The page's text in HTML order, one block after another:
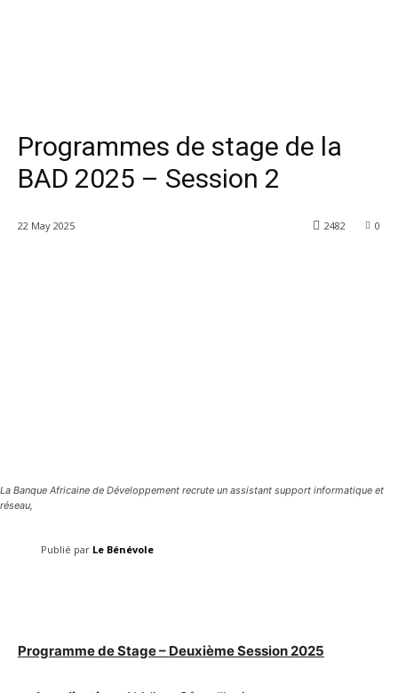
Programmes de stage de la
BAD 2025 – Session 2
22 May 2025 0
2482
La Banque Africaine de Développement recrute un assistant support informatique et
réseau,
Publié par Le Bénévole
Programme de Stage – Deuxième Session 2025